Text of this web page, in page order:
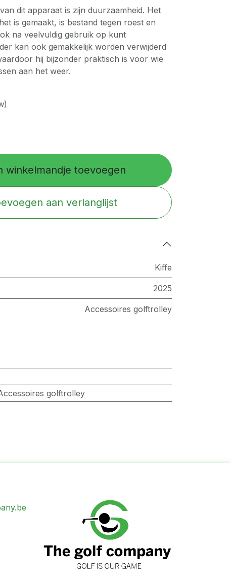
dit apparaat is zijn duurzaamheid. Het
is gemaakt, is bestand tegen roest en
na veelvuldig gebruik op kunt
kan ook gemakkelijk worden verwijderd
hij bijzonder praktisch is voor wie
aan het weer.
winkelmandje toevoegen
aan verlanglijst
Kiffe
2025
Accessoires golftrolley
golftrolley